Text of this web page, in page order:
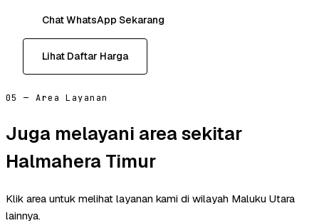
Chat WhatsApp Sekarang
Lihat Daftar Harga
05 — Area Layanan
Juga melayani area sekitar
Halmahera Timur
Klik area untuk melihat layanan kami di wilayah Maluku Utara
lainnya.